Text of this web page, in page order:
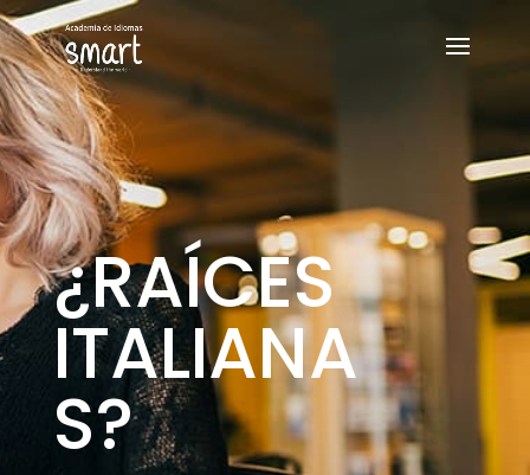
¿RAÍCES
ITALIANA
S?